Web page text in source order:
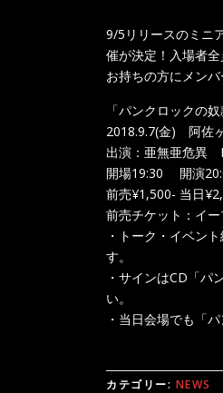
9/5リリースのミニ
催が決定！入場者
お持ちの方にメン
「パンクロックの
2018.9.7(金) 阿佐
出演：亜無亜危異
開場19:30 開演
前売¥1,500- 当日
前売チケット：イ
・トーク・イベン
す。
・サインはCD「パ
い。
・当日会場でも「
カテゴリー: NEWS